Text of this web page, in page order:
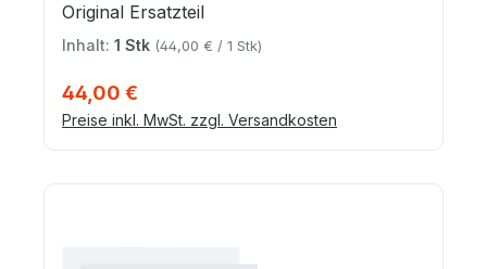
Original Ersatzteil
Inhalt: 1 Stk (44,00 € / 1 Stk)
44,00 €
Preise inkl. MwSt. zzgl. Versandkosten